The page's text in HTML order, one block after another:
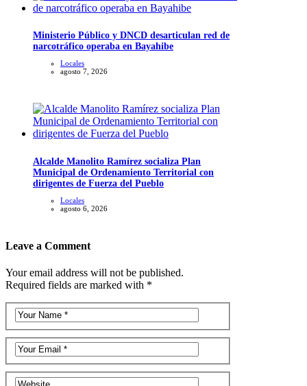
Ministerio Público y DNCD desarticulan red de
narcotráfico operaba en Bayahibe
Locales
agosto 7, 2026
Alcalde Manolito Ramírez socializa Plan
Municipal de Ordenamiento Territorial con
dirigentes de Fuerza del Pueblo
Locales
agosto 6, 2026
Leave a Comment
Your email address will not be published.
Required fields are marked with *